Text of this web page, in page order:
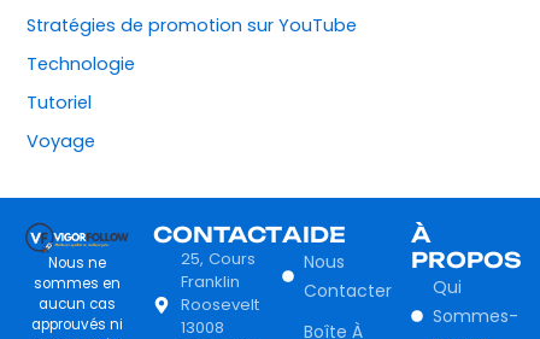
Stratégies de promotion sur YouTube
Technologie
Tutoriel
Voyage
Nous ne
sommes en
aucun cas
approuvés ni
CONTACT
25, Cours
Franklin
Roosevelt
13008
AIDE
Nous
Contacter
Boîte À
À
PROPOS
Qui
Sommes-